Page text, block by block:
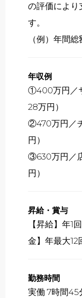
の評価により
す。
（例）年間
年収例
①400万円／
28万円）
②470万円／
円）
③630万円／
円）
昇給・賞与
【昇給】年1
金】年最大12
勤務時間
実働 7時間45